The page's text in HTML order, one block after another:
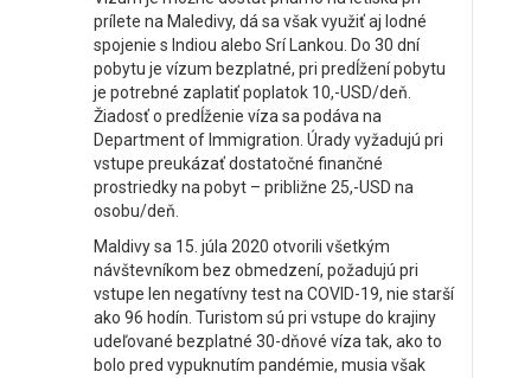
prílete na Maledivy, dá sa však využiť aj lodné
spojenie s Indiou alebo Srí Lankou. Do 30 dní
pobytu je vízum bezplatné, pri predĺžení pobytu
je potrebné zaplatiť poplatok 10,-USD/deň.
Žiadosť o predĺženie víza sa podáva na
Department of Immigration. Úrady vyžadujú pri
vstupe preukázať dostatočné finančné
prostriedky na pobyt – približne 25,-USD na
osobu/deň.
Maldivy sa 15. júla 2020 otvorili všetkým
návštevníkom bez obmedzení, požadujú pri
vstupe len negatívny test na COVID-19, nie starší
ako 96 hodín. Turistom sú pri vstupe do krajiny
udeľované bezplatné 30-dňové víza tak, ako to
bolo pred vypuknutím pandémie, musia však